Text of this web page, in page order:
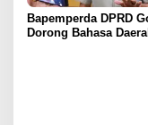
Bapemperda DPRD
Dorong Bahasa